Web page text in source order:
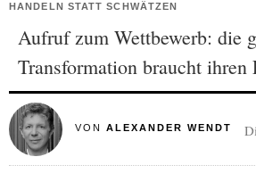
HANDELN STATT SCHWÄTZEN
Aufruf zum Wettbewerb: die
Transformation braucht
VON ALEXANDER WENDT